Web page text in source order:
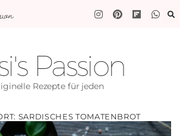
Passion
Rezepte für jeden
SARDISCHES TOMATENBROT